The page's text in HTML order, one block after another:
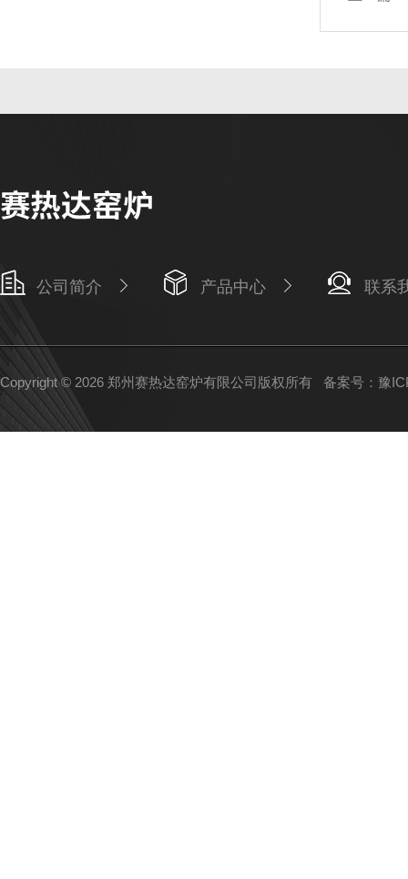
公司简介 产品中心 联系
Copyright © 2026 郑州赛热达窑炉有限公司版权所有 备案号：豫